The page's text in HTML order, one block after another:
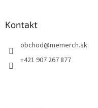
Kontakt
obchod@memerch.sk
+421 907 267 877